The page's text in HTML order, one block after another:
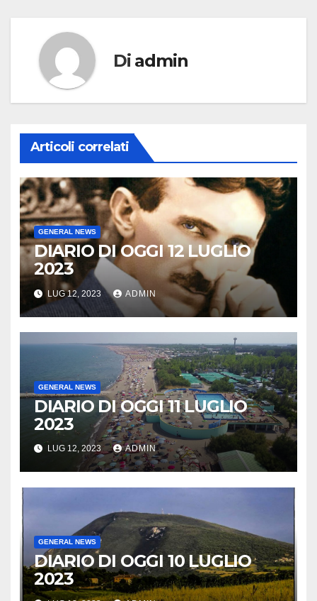
Di admin
Articoli correlati
GENERAL NEWS
DIARIO DI OGGI 12 LUGLIO
2023
LUG 12, 2023 ADMIN
GENERAL NEWS
DIARIO DI OGGI 11 LUGLIO
2023
LUG 12, 2023 ADMIN
GENERAL NEWS
DIARIO DI OGGI 10 LUGLIO
2023